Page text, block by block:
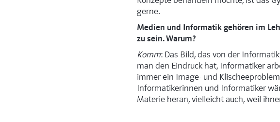
gerne.
Medien und Informatik gehören im
zu sein. Warum?
Komm: Das Bild, das von der
man den Eindruck hat, Informatiker
immer ein Image- und
Informatikerinnen und Informatiker
Materie heran, vielleicht auch, weil